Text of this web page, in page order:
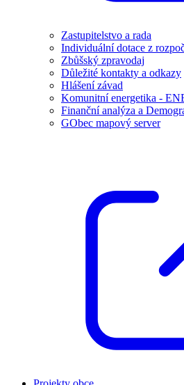
Zastupitelstvo a rada
Individuální dotace z
Zbůšský zpravodaj
Důležité kontakty a odkazy
Hlášení závad
Komunitní energetika -
Finanční analýza a
GObec mapový server